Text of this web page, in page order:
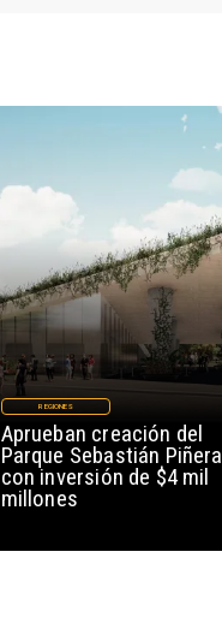
Aprueban creación del
Parque Sebastián Piñera
con inversión de $4 mil
millones
REGIONES